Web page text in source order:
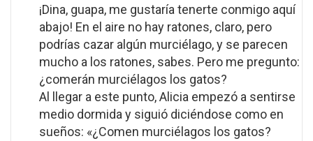
¡Dina, guapa, me gustaría tenerte conmigo aquí
abajo! En el aire no hay ratones, claro, pero
podrías cazar algún murciélago, y se parecen
mucho a los ratones, sabes. Pero me pregunto:
¿comerán murciélagos los gatos?
Al llegar a este punto, Alicia empezó a sentirse
medio dormida y siguió diciéndose como en
sueños: «¿Comen murciélagos los gatos?